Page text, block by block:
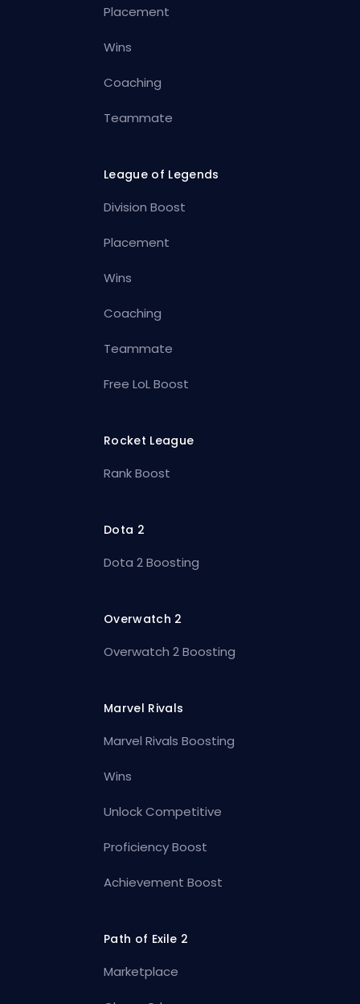
Placement
Wins
Coaching
Teammate
League of Legends
Division Boost
Placement
Wins
Coaching
Teammate
Free LoL Boost
Rocket League
Rank Boost
Dota 2
Dota 2 Boosting
Overwatch 2
Overwatch 2 Boosting
Marvel Rivals
Marvel Rivals Boosting
Wins
Unlock Competitive
Proficiency Boost
Achievement Boost
Path of Exile 2
Marketplace